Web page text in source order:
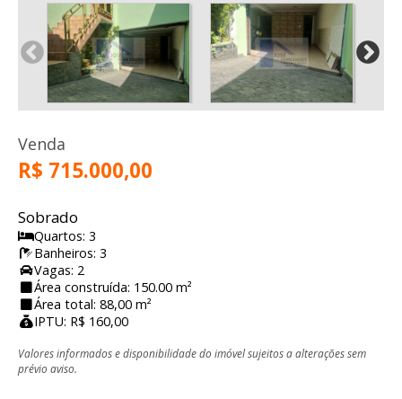
Venda
R$ 715.000,00
Sobrado
Quartos: 3
Banheiros: 3
Vagas: 2
Área construída: 150.00 m²
Área total: 88,00 m²
IPTU: R$ 160,00
Valores informados e disponibilidade do imóvel sujeitos a alterações sem
prévio aviso.